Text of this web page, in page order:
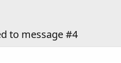
to message #4